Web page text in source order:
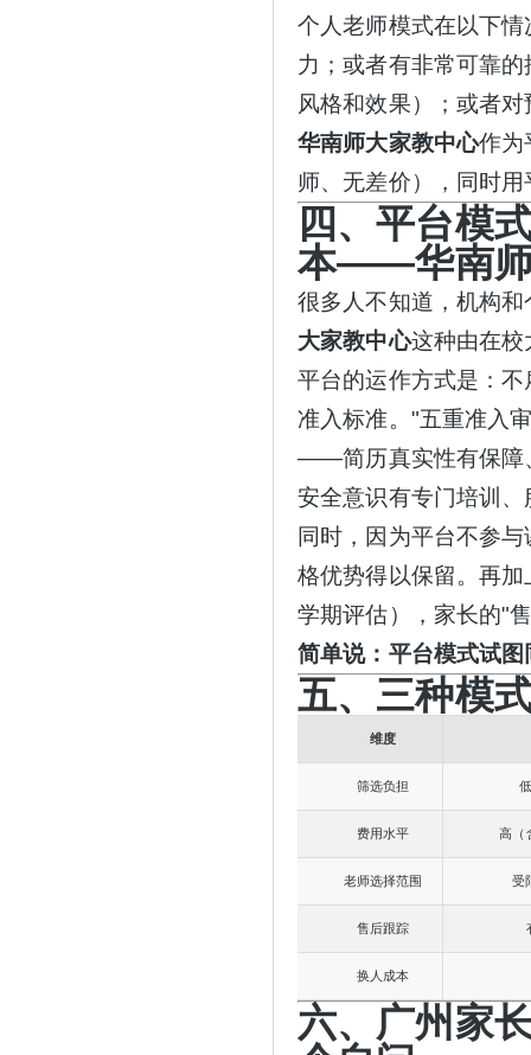
个人老师模式在以下
力；或者有非常可靠
风格和效果）；或者
华南师大家教中心作为
师、无差价），同时
四、平台模
本——华南师
很多人不知道，机构
大家教中心这种由在
平台的运作方式是：
准入标准。 "五重准入
——简历真实性有保障
安全意识有专门培训
同时，因为平台不参
格优势得以保留。再
学期评估），家长的"
简单说：平台模式试
五、三种模
维度
筛选负担
费用水平 高（
老师选择范围 受
售后跟踪
换人成本
六、广州家